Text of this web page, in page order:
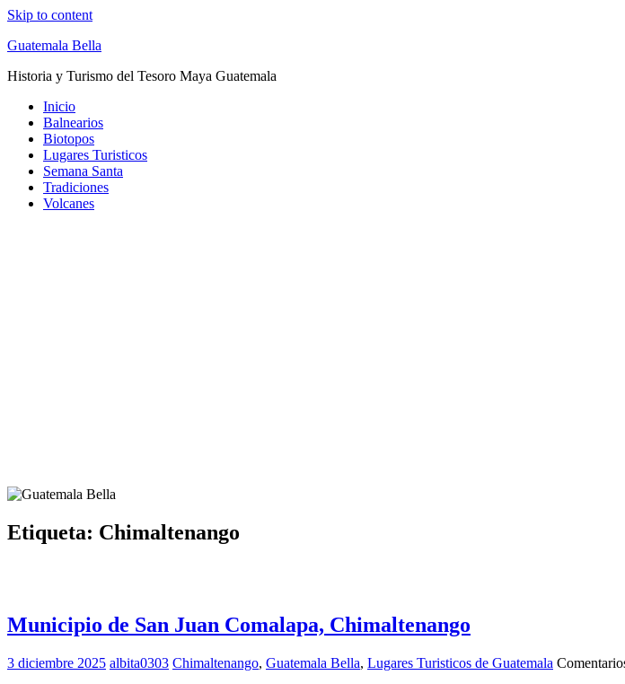
Skip to content
Guatemala Bella
Historia y Turismo del Tesoro Maya Guatemala
Inicio
Balnearios
Biotopos
Lugares Turisticos
Semana Santa
Tradiciones
Volcanes
Etiqueta: Chimaltenango
Municipio de San Juan Comalapa, Chimaltenango
3 diciembre 2025 albita0303 Chimaltenango, Guatemala Bella, Lugares Turisticos de Guatemala